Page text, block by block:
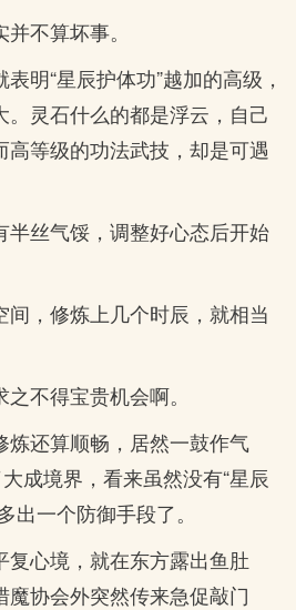
不算坏事。
明“星辰护体功”越加的高级，
。灵石什么的都是浮云，自己
等级的功法武技，却是可遇
半丝气馁，调整好心态后开始
间，修炼上几个时辰，就相当
不得宝贵机会啊。
炼还算顺畅，居然一鼓作气
成境界，看来虽然没有“星辰
出一个防御手段了。
复心境，就在东方露出鱼肚
协会外突然传来急促敲门